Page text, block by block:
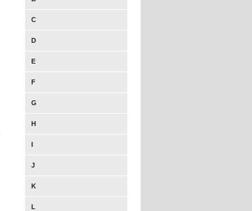
C
D
E
F
G
H
I
J
K
L